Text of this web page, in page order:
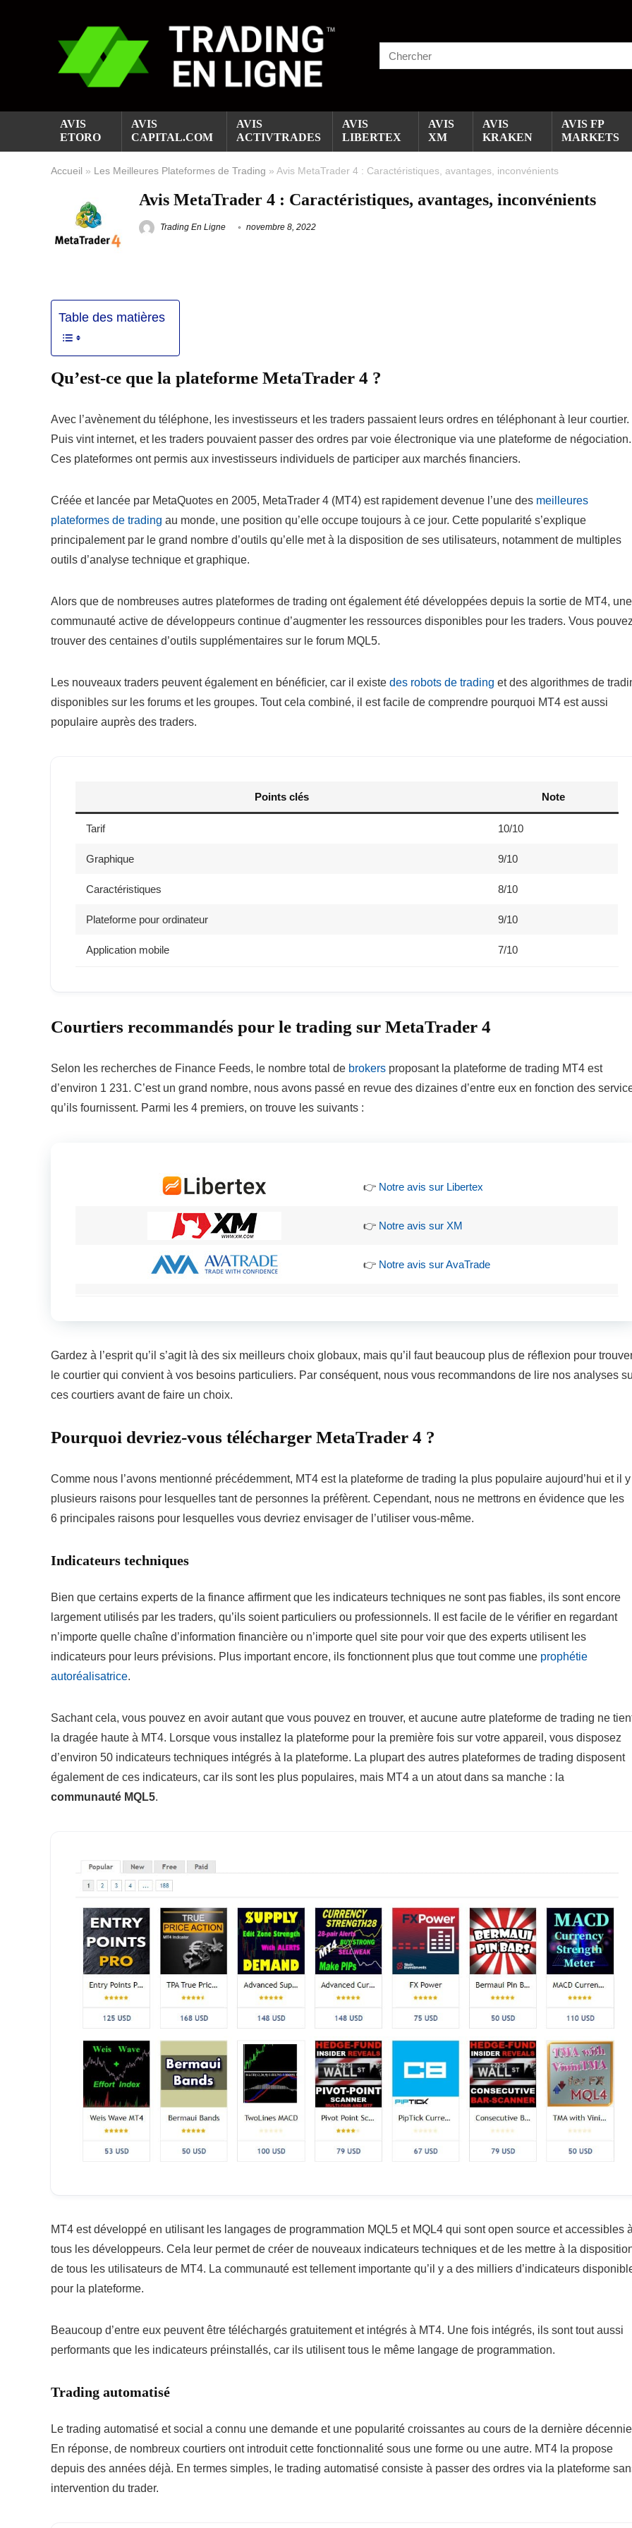
AVIS
ETORO
AVIS
CAPITAL.COM
AVIS
ACTIVTRADES
AVIS
LIBERTEX
AVIS
XM
AVIS
KRAKEN
AVIS FP
MARKETS
Accueil » Les Meilleures Plateformes de Trading » Avis MetaTrader 4 : Caractéristiques, avantages, inconvénients
Avis MetaTrader 4 : Caractéristiques, avantages, inconvénients
Trading En Ligne novembre 8, 2022
Table des matières
Qu’est-ce que la plateforme MetaTrader 4 ?
Avec l’avènement du téléphone, les investisseurs et les traders passaient leurs ordres en téléphonant à leur courtier.
Puis vint internet, et les traders pouvaient passer des ordres par voie électronique via une plateforme de négociation.
Ces plateformes ont permis aux investisseurs individuels de participer aux marchés financiers.
Créée et lancée par MetaQuotes en 2005, MetaTrader 4 (MT4) est rapidement devenue l’une des meilleures
plateformes de trading au monde, une position qu’elle occupe toujours à ce jour. Cette popularité s’explique
principalement par le grand nombre d’outils qu’elle met à la disposition de ses utilisateurs, notamment de multiples
outils d’analyse technique et graphique.
Alors que de nombreuses autres plateformes de trading ont également été développées depuis la sortie de MT4, une
communauté active de développeurs continue d’augmenter les ressources disponibles pour les traders. Vous
trouver des centaines d’outils supplémentaires sur le forum MQL5.
Les nouveaux traders peuvent également en bénéficier, car il existe des robots de trading et des algorithmes de
disponibles sur les forums et les groupes. Tout cela combiné, il est facile de comprendre pourquoi MT4 est aussi
populaire auprès des traders.
Points clés Note
Tarif 10/10
Graphique 9/10
Caractéristiques 8/10
Plateforme pour ordinateur 9/10
Application mobile 7/10
Courtiers recommandés pour le trading sur MetaTrader 4
Selon les recherches de Finance Feeds, le nombre total de brokers proposant la plateforme de trading MT4 est
d’environ 1 231. C’est un grand nombre, nous avons passé en revue des dizaines d’entre eux en fonction des
qu’ils fournissent. Parmi les 4 premiers, on trouve les suivants :
👉 Notre avis sur Libertex
👉 Notre avis sur XM
👉 Notre avis sur AvaTrade
Gardez à l’esprit qu’il s’agit là des six meilleurs choix globaux, mais qu’il faut beaucoup plus de réflexion pour
le courtier qui convient à vos besoins particuliers. Par conséquent, nous vous recommandons de lire nos analyses
ces courtiers avant de faire un choix.
Pourquoi devriez-vous télécharger MetaTrader 4 ?
Comme nous l’avons mentionné précédemment, MT4 est la plateforme de trading la plus populaire aujourd’hui et il
plusieurs raisons pour lesquelles tant de personnes la préfèrent. Cependant, nous ne mettrons en évidence que les
6 principales raisons pour lesquelles vous devriez envisager de l’utiliser vous-même.
Indicateurs techniques
Bien que certains experts de la finance affirment que les indicateurs techniques ne sont pas fiables, ils sont encore
largement utilisés par les traders, qu’ils soient particuliers ou professionnels. Il est facile de le vérifier en regardant
n’importe quelle chaîne d’information financière ou n’importe quel site pour voir que des experts utilisent les
indicateurs pour leurs prévisions. Plus important encore, ils fonctionnent plus que tout comme une prophétie
autoréalisatrice.
Sachant cela, vous pouvez en avoir autant que vous pouvez en trouver, et aucune autre plateforme de trading ne
la dragée haute à MT4. Lorsque vous installez la plateforme pour la première fois sur votre appareil, vous disposez
d’environ 50 indicateurs techniques intégrés à la plateforme. La plupart des autres plateformes de trading disposent
également de ces indicateurs, car ils sont les plus populaires, mais MT4 a un atout dans sa manche : la
communauté MQL5.
MT4 est développé en utilisant les langages de programmation MQL5 et MQL4 qui sont open source et accessibles
tous les développeurs. Cela leur permet de créer de nouveaux indicateurs techniques et de les mettre à la
de tous les utilisateurs de MT4. La communauté est tellement importante qu’il y a des milliers d’indicateurs
pour la plateforme.
Beaucoup d’entre eux peuvent être téléchargés gratuitement et intégrés à MT4. Une fois intégrés, ils sont tout aussi
performants que les indicateurs préinstallés, car ils utilisent tous le même langage de programmation.
Trading automatisé
Le trading automatisé et social a connu une demande et une popularité croissantes au cours de la dernière
En réponse, de nombreux courtiers ont introduit cette fonctionnalité sous une forme ou une autre. MT4 la propose
depuis des années déjà. En termes simples, le trading automatisé consiste à passer des ordres via la plateforme
intervention du trader.